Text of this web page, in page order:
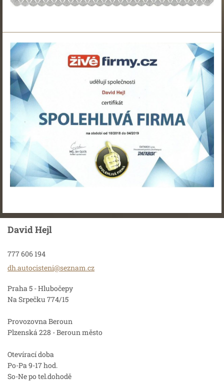
David Hejl
777 606 194
dh.autocisteni@seznam.cz
Praha 5 - Hlubočepy
Na Srpečku 774/15
Provozovna Beroun
Plzenská 228 - Beroun město
Otevírací doba
Po-Pa 9-17 hod.
So-Ne po tel.dohodě